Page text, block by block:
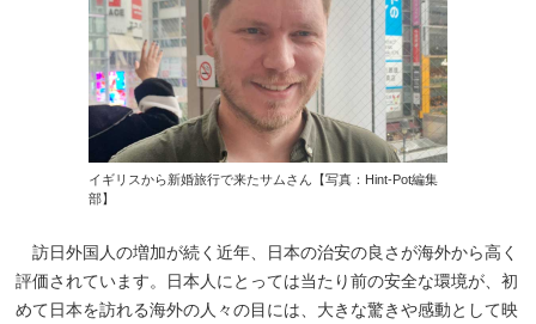
イギリスから新婚旅行で来たサムさん【写真：Hint-Pot編集
部】
訪日外国人の増加が続く近年、日本の治安の良さが海外から高く
評価されています。日本人にとっては当たり前の安全な環境が、初
めて日本を訪れる海外の人々の目には、大きな驚きや感動として映